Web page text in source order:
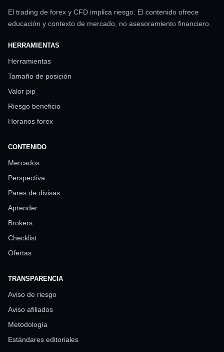
El trading de forex y CFD implica riesgo. El contenido ofrece
educación y contexto de mercado, no asesoramiento financiero.
HERRAMIENTAS
Herramientas
Tamaño de posición
Valor pip
Riesgo beneficio
Horarios forex
CONTENIDO
Mercados
Perspectiva
Pares de divisas
Aprender
Brokers
Checklist
Ofertas
TRANSPARENCIA
Aviso de riesgo
Aviso afiliados
Metodología
Estándares editoriales